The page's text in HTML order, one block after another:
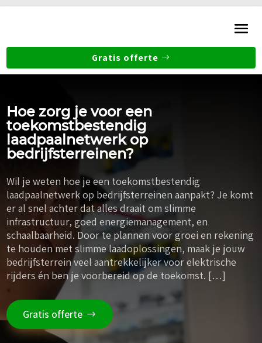
Gratis offerte
Hoe zorg je voor een
toekomstbestendig
laadpaalnetwerk op
bedrijfsterreinen?
Wil je weten hoe je een toekomstbestendig
laadpaalnetwerk op bedrijfsterreinen aanpakt? Je komt
er al snel achter dat alles draait om slimme
infrastructuur, goed energiemanagement, en
schaalbaarheid. Door te plannen voor groei en rekening
te houden met slimme laadoplossingen, maak je jouw
bedrijfsterrein veel aantrekkelijker voor elektrische
rijders én ben je voorbereid op de toekomst. […]
Gratis offerte